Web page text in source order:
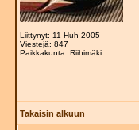
Liittynyt: 11 Huh 2005
Viestejä: 847
Paikkakunta: Riihimäki
Takaisin alkuun